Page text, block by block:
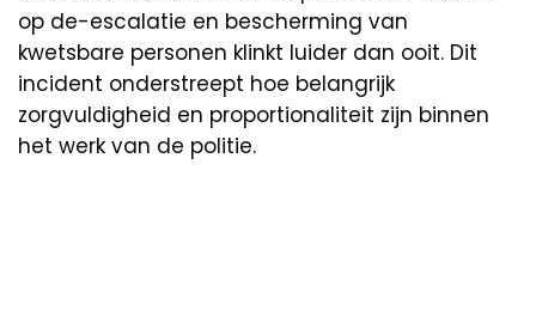
op de-escalatie en bescherming van
kwetsbare personen klinkt luider dan ooit. Dit
incident onderstreept hoe belangrijk
zorgvuldigheid en proportionaliteit zijn binnen
het werk van de politie.